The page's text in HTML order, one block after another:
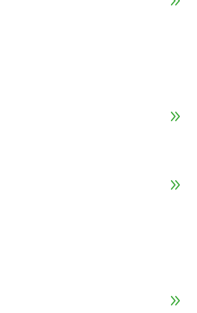
9
9
9